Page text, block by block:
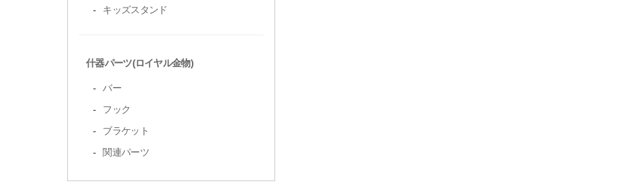
キッズスタンド
什器パーツ(ロイヤル金物)
バー
フック
ブラケット
関連パーツ